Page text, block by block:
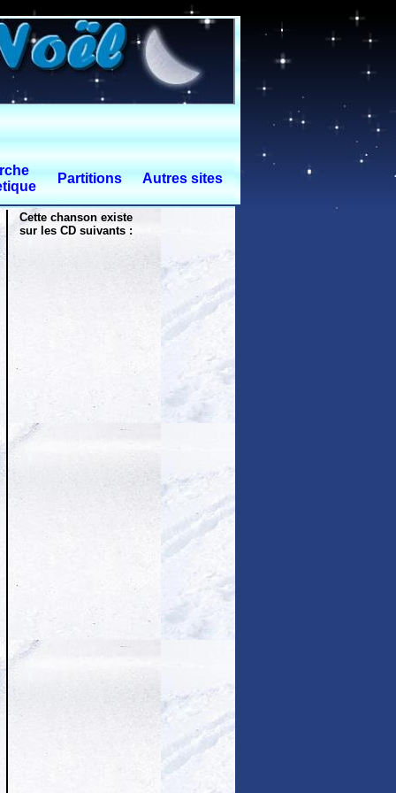
Partitions Autres sites
Cette chanson existe
sur les CD suivants :